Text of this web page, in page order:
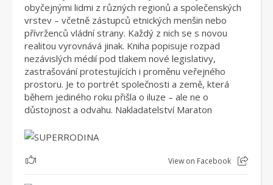
obyčejnými lidmi z různých regionů a společenských
vrstev – včetně zástupců etnických menšin nebo
přívrženců vládní strany. Každý z nich se s novou
realitou vyrovnává jinak. Kniha popisuje rozpad
nezávislých médií pod tlakem nové legislativy,
zastrašování protestujících i proměnu veřejného
prostoru. Je to portrét společnosti a země, která
během jediného roku přišla o iluze – ale ne o
důstojnost a odvahu. Nakladatelství Maraton
1 View on Facebook